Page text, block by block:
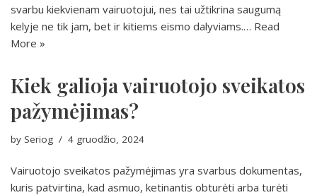
svarbu kiekvienam vairuotojui, nes tai užtikrina saugumą
kelyje ne tik jam, bet ir kitiems eismo dalyviams.… Read
More »
Kiek galioja vairuotojo sveikatos
pažymėjimas?
by Seriog 4 gruodžio, 2024
Vairuotojo sveikatos pažymėjimas yra svarbus dokumentas,
kuris patvirtina, kad asmuo, ketinantis obturėti arba turėti